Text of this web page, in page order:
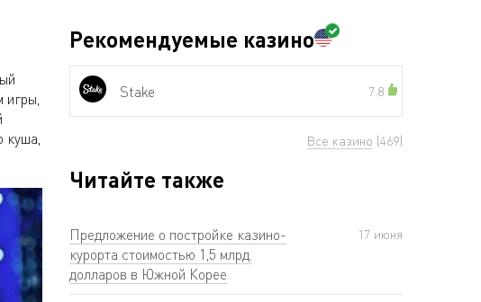
игры,
куша,
Рекомендуемые казино
Stake 7.8
Все казино (469)
Читайте также
Предложение о постройке казино-
курорта стоимостью 1,5 млрд.
долларов в Южной Корее
17 июня